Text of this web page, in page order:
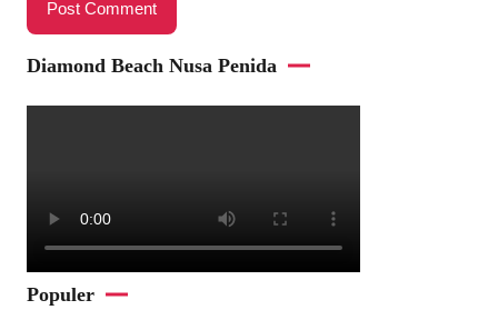
Diamond Beach Nusa Penida
Populer